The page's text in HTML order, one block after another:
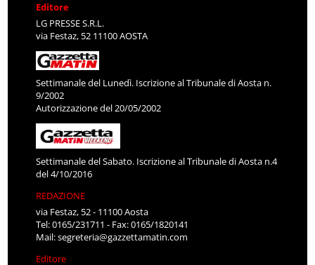
Editore
LG PRESSE S.R.L.
via Festaz, 52 11100 AOSTA
Settimanale del Lunedì. Iscrizione al Tribunale di Aosta n.
9/2002
Autorizzazione del 20/05/2002
Settimanale del Sabato. Iscrizione al Tribunale di Aosta n.4
del 4/10/2016
REDAZIONE
via Festaz, 52 - 11100 Aosta
Tel: 0165/231711 - Fax: 0165/1820141
Mail:segreteria@gazzettamatin.com
Editore